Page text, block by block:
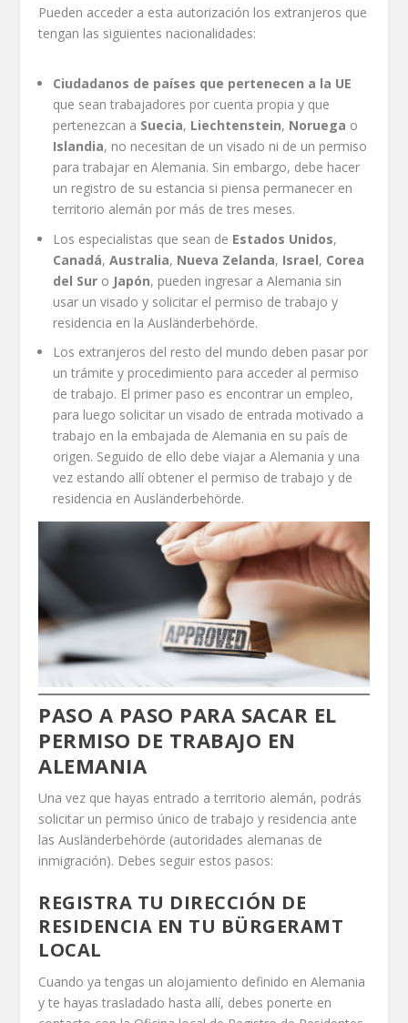
Pueden acceder a esta autorización los extranjeros que
tengan las siguientes nacionalidades:
Ciudadanos de países que pertenecen a la UE
que sean trabajadores por cuenta propia y que
pertenezcan a Suecia, Liechtenstein, Noruega o
Islandia, no necesitan de un visado ni de un permiso
para trabajar en Alemania. Sin embargo, debe hacer
un registro de su estancia si piensa permanecer en
territorio alemán por más de tres meses.
Los especialistas que sean de Estados Unidos,
Canadá,Australia, Nueva Zelanda, Israel, Corea
del Sur o Japón, pueden ingresar a Alemania sin
usar un visado y solicitar el permiso de trabajo y
residencia en la Ausländerbehörde.
Los extranjeros del resto del mundo deben pasar por
un trámite y procedimiento para acceder al permiso
de trabajo. El primer paso es encontrar un empleo,
para luego solicitar un visado de entrada motivado a
trabajo en la embajada de Alemania en su país de
origen. Seguido de ello debe viajar a Alemania y una
vez estando allí obtener el permiso de trabajo y de
residencia en Ausländerbehörde.
PASO A PASO PARA SACAR EL
PERMISO DE TRABAJO EN
ALEMANIA
Una vez que hayas entrado a territorio alemán, podrás
solicitar un permiso único de trabajo y residencia ante
las Ausländerbehörde (autoridades alemanas de
inmigración). Debes seguir estos pasos:
REGISTRA TU DIRECCIÓN DE
RESIDENCIA EN TU BÜRGERAMT
LOCAL
Cuando ya tengas un alojamiento definido en Alemania
y te hayas trasladado hasta allí, debes ponerte en